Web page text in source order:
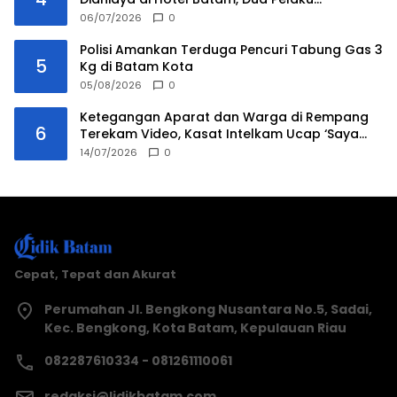
Ditangkap
06/07/2026 0
5
Polisi Amankan Terduga Pencuri Tabung Gas 3
Kg di Batam Kota
05/08/2026 0
6
Ketegangan Aparat dan Warga di Rempang
Terekam Video, Kasat Intelkam Ucap ‘Saya
Tidak Ada Urusan Kau’
14/07/2026 0
Cepat, Tepat dan Akurat
Perumahan Jl. Bengkong Nusantara No.5, Sadai,
Kec. Bengkong, Kota Batam, Kepulauan Riau
082287610334 - 081261110061